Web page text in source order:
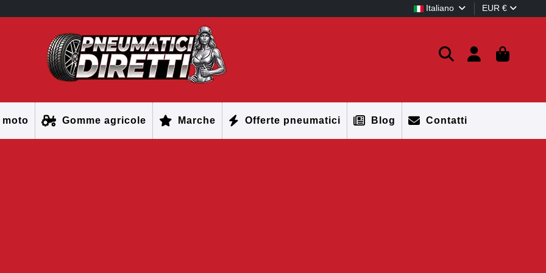
Italiano EUR €
moto Gomme agricole Marche Offerte pneumatici Blog Contatti